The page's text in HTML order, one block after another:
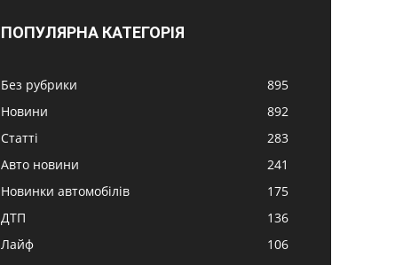
ПОПУЛЯРНА КАТЕГОРІЯ
Без рубрики
895
Новини
892
Статті
283
Авто новини
241
Новинки автомобілів
175
ДТП
136
Лайф
106